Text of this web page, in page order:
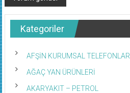
Kategoriler
AFŞİN KURUMSAL TELEFONLAR
AĞAÇ YAN ÜRÜNLERİ
AKARYAKIT – PETROL